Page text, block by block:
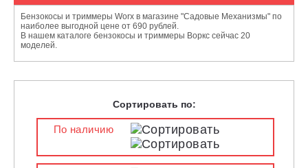
Бензокосы и триммеры Worx в магазине "Садовые Механизмы" по
наиболее выгодной цене от 690 рублей.
В нашем каталоге бензокосы и триммеры Воркс сейчас 20
моделей.
Сортировать по:
По наличию